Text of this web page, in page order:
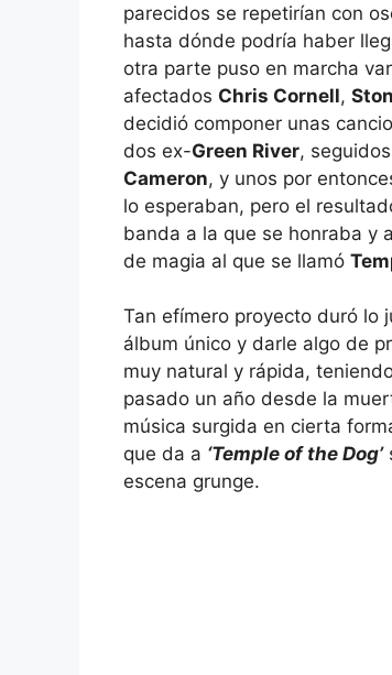
parecidos se repetirían con
hasta dónde podría haber
otra parte puso en marcha
afectados Chris Cornell,
decidió componer unas
dos ex-Green River,
Cameron, y unos por
lo esperaban, pero el
banda a la que se honraba y
de magia al que se llamó
Tan efímero proyecto duró lo
álbum único y darle algo de
muy natural y rápida,
pasado un año desde la
música surgida en cierta
que da a ‘Temple of the Dog’
escena grunge.